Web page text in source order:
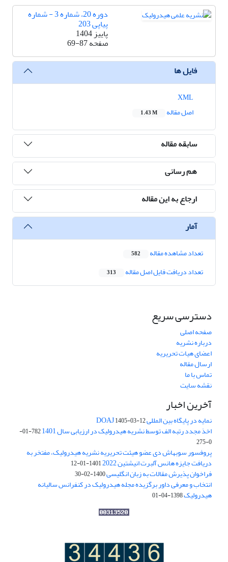
دوره 20، شماره 3 - شماره
پیاپی 203
پاییز 1404
صفحه69-87
فایل ها
اصل مقاله
1.43 M
سابقه مقاله
هم رسانی
ارجاع به این مقاله
آمار
تعداد مشاهده مقاله 582
تعداد دریافت فایل اصل مقاله 313
دسترسی سریع
صفحه اصلی
درباره نشریه
اعضای هیات تحریریه
ارسال مقاله
تماس با ما
نقشه سایت
آخرین اخبار
نمایه در پایگاه بین المللی DOAJ1405-03-12
اخذ مجدد رتبه الف توسط نشریه هیدرولیک در ارزیابی سال 1401
782-01-
0-275
پروفسور سوبهاش دی عضو هیئت تحریریه نشریه هیدرولیک، مفتخر به
دریافت جایزه هانس آلبرت انیشتین 2022 1401-01-12
فراخوان پذیرش مقالات به زبان انگلیسی1400-02-30
انتخاب و معرفی داور برگزیده مجله هیدرولیک در کنفرانس سالیانه
هیدرولیک1398-04-01